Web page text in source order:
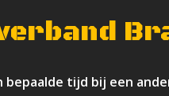
bepaalde tijd bij een